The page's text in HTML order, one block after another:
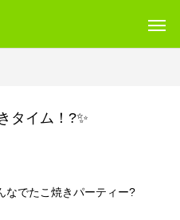
続支援Ｂ型・ニコプレイス
タイム！?✨
なでたこ焼きパーティー?